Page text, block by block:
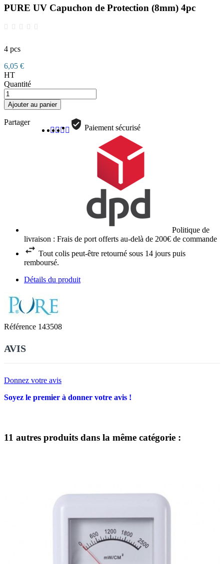
PURE UV Capuchon de Protection (8mm) 4pc
4 pcs
6,05 €
HT
Quantité
Ajouter au panier
Partager
Paiement sécurisé
Politique de
livraison : Frais de port offerts au-delà de 200€ de commande
Tout colis peut-être retourné sous 14 jours puis
remboursé.
Détails du produit
Référence 143508
AVIS
Donnez votre avis
Soyez le premier à donner votre avis !
11 autres produits dans la même catégorie :